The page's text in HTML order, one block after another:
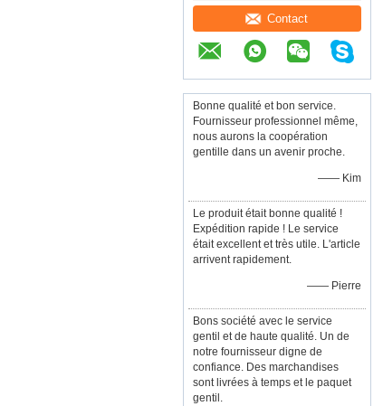
Contact
Bonne qualité et bon service.
Fournisseur professionnel même,
nous aurons la coopération
gentille dans un avenir proche.
—— Kim
Le produit était bonne qualité !
Expédition rapide ! Le service
était excellent et très utile. L'article
arrivent rapidement.
—— Pierre
Bons société avec le service
gentil et de haute qualité. Un de
notre fournisseur digne de
confiance. Des marchandises
sont livrées à temps et le paquet
gentil.